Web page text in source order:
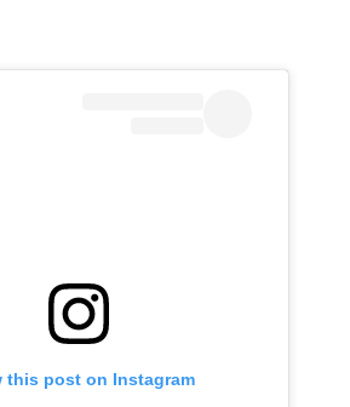
this post on Instagram